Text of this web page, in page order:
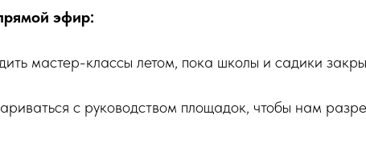
эфир:
мастер-классы летом, пока школы и садики
с руководством площадок, чтобы нам